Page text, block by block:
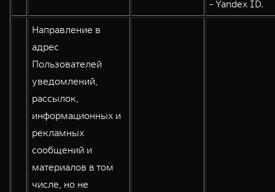
- Yandex ID.
Направление в
адрес
Пользователей
уведомлений,
рассылок,
информационных и
рекламных
сообщений и
материалов в том
числе, но не